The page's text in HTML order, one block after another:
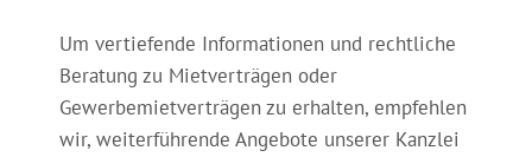
Um vertiefende Informationen und rechtliche
Beratung zu Mietverträgen oder
Gewerbemietverträgen zu erhalten, empfehlen
wir, weiterführende Angebote unserer Kanzlei